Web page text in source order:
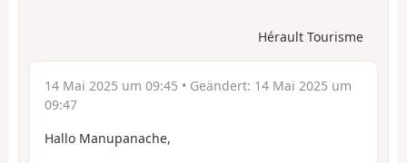
Hérault Tourisme
14 Mai 2025 um 09:45 • Geändert: 14 Mai 2025 um
09:47
Hallo Manupanache,